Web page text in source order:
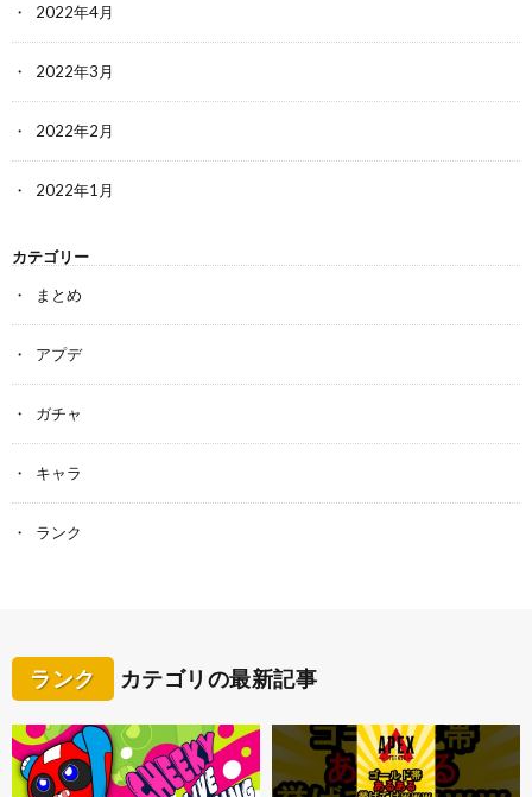
2022年4月
2022年3月
2022年2月
2022年1月
カテゴリー
まとめ
アプデ
ガチャ
キャラ
ランク
ランク カテゴリの最新記事